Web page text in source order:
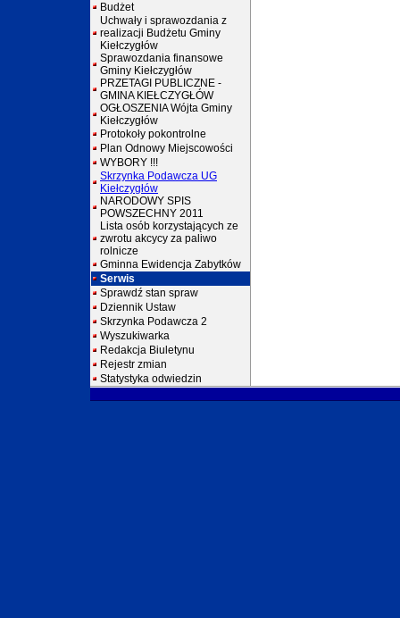
Budżet
Uchwały i sprawozdania z
realizacji Budżetu Gminy
Kiełczygłów
Sprawozdania finansowe
Gminy Kiełczygłów
PRZETAGI PUBLICZNE -
GMINA KIEŁCZYGŁÓW
OGŁOSZENIA Wójta Gminy
Kiełczygłów
Protokoły pokontrolne
Plan Odnowy Miejscowości
WYBORY !!!
Skrzynka Podawcza UG
Kiełczygłów
NARODOWY SPIS
POWSZECHNY 2011
Lista osób korzystających ze
zwrotu akcycy za paliwo
rolnicze
Gminna Ewidencja Zabytków
Serwis
Sprawdź stan spraw
Dziennik Ustaw
Skrzynka Podawcza 2
Wyszukiwarka
Redakcja Biuletynu
Rejestr zmian
Statystyka odwiedzin